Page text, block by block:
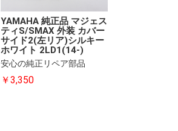
YAMAHA 純正品 マジェス
ティS/SMAX 外装 カバー
サイド2(左リア)シルキー
ホワイト 2LD1(14-)
安心の純正リペア部品
￥3,350